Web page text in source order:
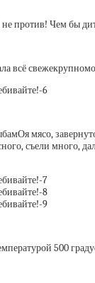
против! Чем бы
всё
мясо,
съели
500